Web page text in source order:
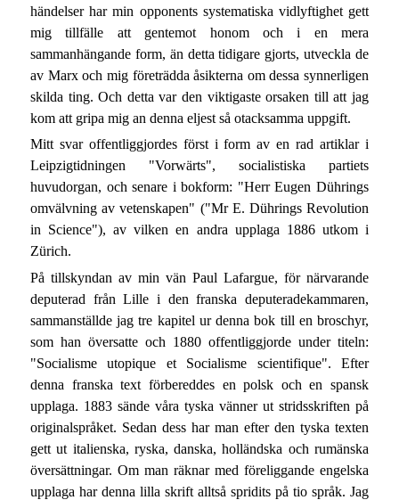
händelser har min opponents systematiska vidlyftighet gett
mig tillfälle att gentemot honom och i en mera
sammanhängande form, än detta tidigare gjorts, utveckla de
av Marx och mig företrädda åsikterna om dessa synnerligen
skilda ting. Och detta var den viktigaste orsaken till att jag
kom att gripa mig an denna eljest så otacksamma uppgift.
Mitt svar offentliggjordes först i form av en rad artiklar i
Leipzigtidningen "Vorwärts", socialistiska partiets
huvudorgan, och senare i bokform: "Herr Eugen Dührings
omvälvning av vetenskapen" ("Mr E. Dührings Revolution
in Science"), av vilken en andra upplaga 1886 utkom i
Zürich.
På tillskyndan av min vän Paul Lafargue, för närvarande
deputerad från Lille i den franska deputeradekammaren,
sammanställde jag tre kapitel ur denna bok till en broschyr,
som han översatte och 1880 offentliggjorde under titeln:
"Socialisme utopique et Socialisme scientifique". Efter
denna franska text förbereddes en polsk och en spansk
upplaga. 1883 sände våra tyska vänner ut stridsskriften på
originalspråket. Sedan dess har man efter den tyska texten
gett ut italienska, ryska, danska, holländska och rumänska
översättningar. Om man räknar med föreliggande engelska
upplaga har denna lilla skrift alltså spridits på tio språk. Jag